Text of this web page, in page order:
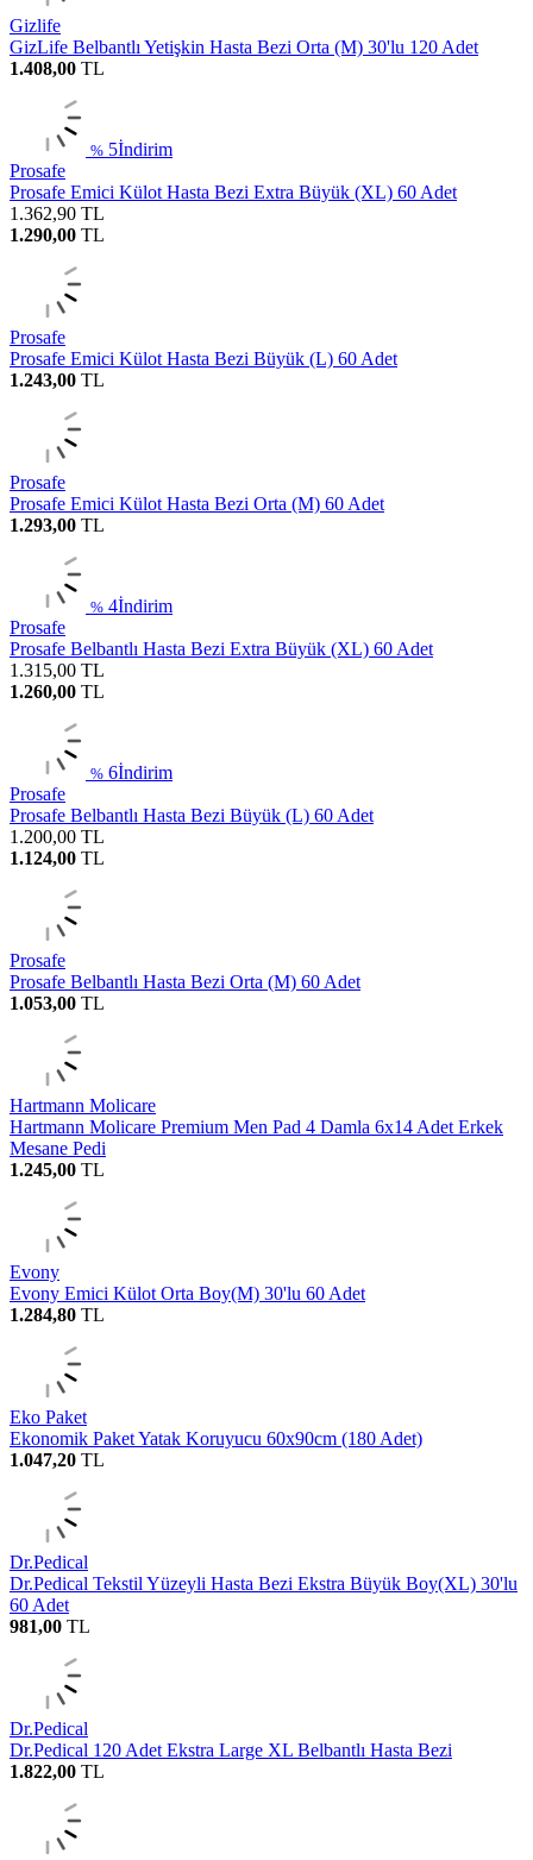
Gizlife
GizLife Belbantlı Yetişkin Hasta Bezi Orta (M) 30'lu 120 Adet
1.408,00 TL
% 5İndirim
Prosafe
Prosafe Emici Külot Hasta Bezi Extra Büyük (XL) 60 Adet
1.362,90 TL
1.290,00 TL
Prosafe
Prosafe Emici Külot Hasta Bezi Büyük (L) 60 Adet
1.243,00 TL
Prosafe
Prosafe Emici Külot Hasta Bezi Orta (M) 60 Adet
1.293,00 TL
% 4İndirim
Prosafe
Prosafe Belbantlı Hasta Bezi Extra Büyük (XL) 60 Adet
1.315,00 TL
1.260,00 TL
% 6İndirim
Prosafe
Prosafe Belbantlı Hasta Bezi Büyük (L) 60 Adet
1.200,00 TL
1.124,00 TL
Prosafe
Prosafe Belbantlı Hasta Bezi Orta (M) 60 Adet
1.053,00 TL
Hartmann Molicare
Hartmann Molicare Premium Men Pad 4 Damla 6x14 Adet Erkek
Mesane Pedi
1.245,00 TL
Evony
Evony Emici Külot Orta Boy(M) 30'lu 60 Adet
1.284,80 TL
Eko Paket
Ekonomik Paket Yatak Koruyucu 60x90cm (180 Adet)
1.047,20 TL
Dr.Pedical
Dr.Pedical Tekstil Yüzeyli Hasta Bezi Ekstra Büyük Boy(XL) 30'lu
60 Adet
981,00 TL
Dr.Pedical
Dr.Pedical 120 Adet Ekstra Large XL Belbantlı Hasta Bezi
1.822,00 TL